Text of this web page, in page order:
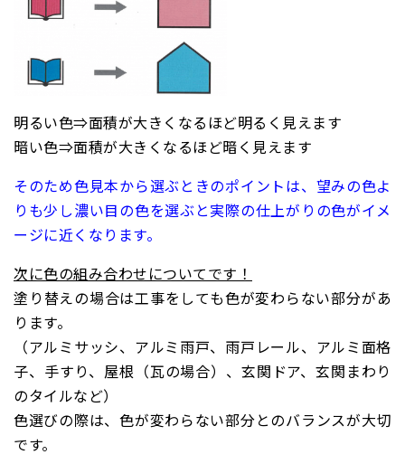
明るい色⇒面積が大きくなるほど明るく見えます
暗い色⇒面積が大きくなるほど暗く見えます
そのため色見本から選ぶときのポイントは、望みの色よ
りも少し濃い目の色を選ぶと実際の仕上がりの色がイメ
ージに近くなります。
次に色の組み合わせについてです！
塗り替えの場合は工事をしても色が変わらない部分があ
ります。
（アルミサッシ、アルミ雨戸、雨戸レール、アルミ面格
子、手すり、屋根（瓦の場合）、玄関ドア、玄関まわり
のタイルなど）
色選びの際は、色が変わらない部分とのバランスが大切
です。